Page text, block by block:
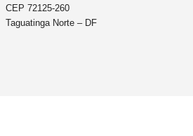
CEP 72125-260
Taguatinga Norte – DF